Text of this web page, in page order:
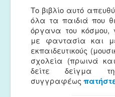
Το βιβλίο αυτό
όλα τα παιδιά που
όργανα του
με φαντασία και
εκπαιδευτικούς
σχολεία (πρωινά
δείτε δείγμα
συγγραφέως